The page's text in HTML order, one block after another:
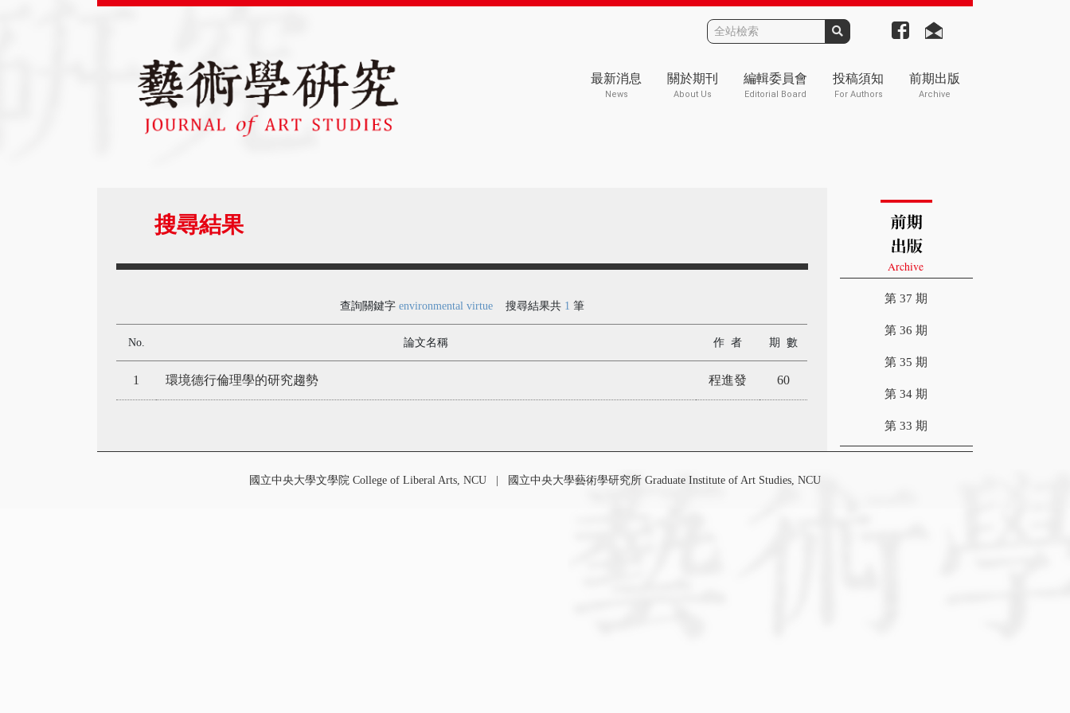
最新消息
News
關於期刊
About Us
編輯委員會
Editorial Board
投稿須知
For Authors
前期出版
Archive
搜尋結果
查詢關鍵字 environmental virtue搜尋結果共 1 筆
No. 論文名稱 作 者 期 數
1 環境德行倫理學的研究趨勢 程進發 60
第 37 期
第 36 期
第 35 期
第 34 期
第 33 期
國立中央大學文學院 College of Liberal Arts, NCU | 國立中央大學藝術學研究所 Graduate Institute of Art Studies, NCU